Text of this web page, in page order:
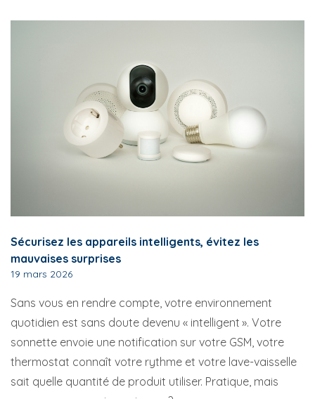
Sécurisez les appareils intelligents, évitez les
mauvaises surprises
19 mars 2026
Sans vous en rendre compte, votre environnement
quotidien est sans doute devenu « intelligent ». Votre
sonnette envoie une notification sur votre GSM, votre
thermostat connaît votre rythme et votre lave-vaisselle
sait quelle quantité de produit utiliser. Pratique, mais